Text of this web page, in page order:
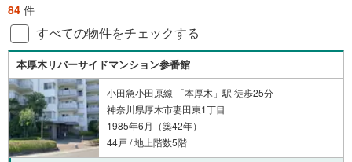
84 件
すべての物件をチェックする
本厚木リバーサイドマンション参番館
小田急小田原線 「本厚木」駅 徒歩25分
神奈川県厚木市妻田東1丁目
1985年6月（築42年）
44戸 / 地上階数5階